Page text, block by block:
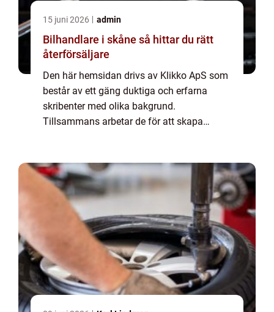
15 juni 2026 admin
Bilhandlare i skåne så hittar du rätt
återförsäljare
Den här hemsidan drivs av Klikko ApS som
består av ett gäng duktiga och erfarna
skribenter med olika bakgrund.
Tillsammans arbetar de för att skapa
massa olika ...